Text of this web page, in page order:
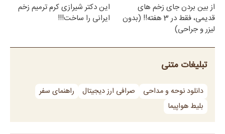
از بین بردن جای زخم های
قدیمی، فقط در 3 هفته!! (بدون
لیزر و جراحی)
این دکتر شیرازی کرم ترمیم زخم
ایرانی را ساخت!!!
تبلیغات متنی
دانلود نوحه و مداحی صرافی ارز دیجیتال
راهنمای سفر
بلیط هواپیما